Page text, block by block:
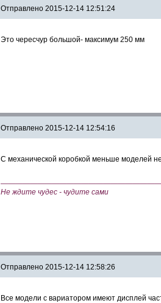
Отправлено 2015-12-14 12:51:24
Это чересчур большой- максимум 250 мм
Отправлено 2015-12-14 12:54:16
С механической коробкой меньше моделей
Не ждите чудес - чудите сами
Отправлено 2015-12-14 12:58:26
Все модели с вариатором имеют дисплей